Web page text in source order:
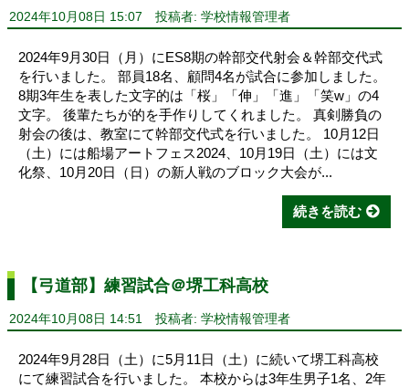
2024年10月08日 15:07 投稿者: 学校情報管理者
2024年9月30日（月）にES8期の幹部交代射会＆幹部交代式
を行いました。 部員18名、顧問4名が試合に参加しました。
8期3年生を表した文字的は「桜」「伸」「進」「笑w」の4
文字。 後輩たちが的を手作りしてくれました。 真剣勝負の
射会の後は、教室にて幹部交代式を行いました。 10月12日
（土）には船場アートフェス2024、10月19日（土）には文
化祭、10月20日（日）の新人戦のブロック大会が...
続きを読む
【弓道部】練習試合＠堺工科高校
2024年10月08日 14:51 投稿者: 学校情報管理者
2024年9月28日（土）に5月11日（土）に続いて堺工科高校
にて練習試合を行いました。 本校からは3年生男子1名、2年